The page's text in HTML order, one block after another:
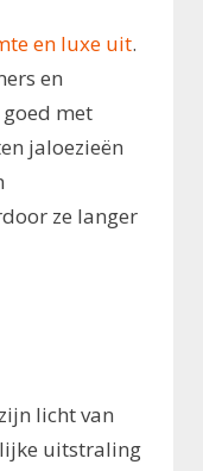
en luxe uit.
en
met
jaloezieën
ze langer
licht van
uitstraling